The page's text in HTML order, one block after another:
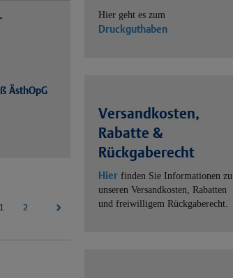
ÄsthOpG
1 (current)
2
Hier geht es zum
Druckguthaben
Versandkosten,
Rabatte &
Rückgaberecht
Hier finden Sie Informationen zu
unseren Versandkosten, Rabatten
und freiwilligem Rückgaberecht.